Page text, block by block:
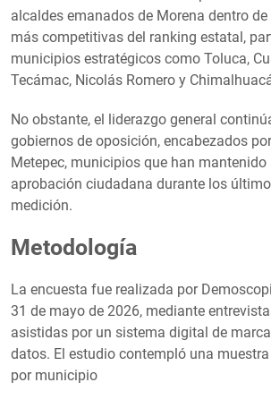
alcaldes emanados de Morena dentro
más competitivas del ranking estatal,
municipios estratégicos como Toluca,
Tecámac, Nicolás Romero y
No obstante, el liderazgo general
gobiernos de oposición, encabezados
Metepec, municipios que han
aprobación ciudadana durante los
medición.
Metodología
La encuesta fue realizada por
31 de mayo de 2026, mediante
asistidas por un sistema digital de
datos. El estudio contempló una
por municipio